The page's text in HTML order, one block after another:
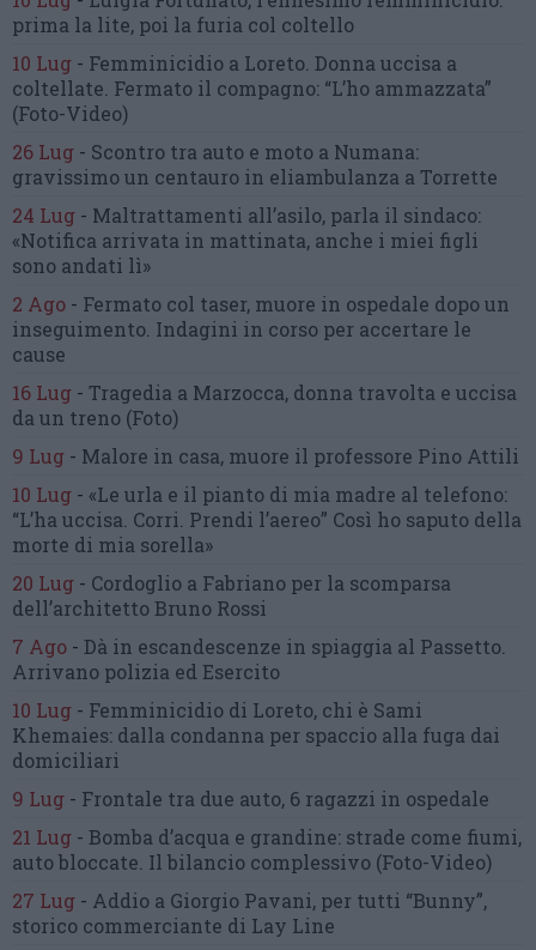
prima la lite, poi la furia col coltello
10 Lug - Femminicidio a Loreto. Donna uccisa a
coltellate. Fermato il compagno: “L’ho ammazzata”
(Foto-Video)
26 Lug - Scontro tra auto e moto a Numana:
gravissimo un centauro in eliambulanza a Torrette
24 Lug - Maltrattamenti all’asilo, parla il sindaco:
«Notifica arrivata in mattinata, anche i miei figli
sono andati lì»
2 Ago - Fermato col taser, muore in ospedale dopo un
inseguimento. Indagini in corso per accertare le
cause
16 Lug - Tragedia a Marzocca, donna travolta e uccisa
da un treno (Foto)
9 Lug - Malore in casa, muore il professore Pino Attili
10 Lug - «Le urla e il pianto di mia madre al telefono:
“L’ha uccisa. Corri. Prendi l’aereo” Così ho saputo della
morte di mia sorella»
20 Lug - Cordoglio a Fabriano per la scomparsa
dell’architetto Bruno Rossi
7 Ago - Dà in escandescenze in spiaggia al Passetto.
Arrivano polizia ed Esercito
10 Lug - Femminicidio di Loreto, chi è Sami
Khemaies: dalla condanna per spaccio alla fuga dai
domiciliari
9 Lug - Frontale tra due auto, 6 ragazzi in ospedale
21 Lug - Bomba d’acqua e grandine: strade come fiumi,
auto bloccate. Il bilancio complessivo (Foto-Video)
27 Lug - Addio a Giorgio Pavani, per tutti “Bunny”,
storico commerciante di Lay Line